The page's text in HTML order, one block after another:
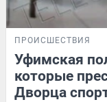
ПРОИСШЕСТВИЯ
Уфимская
которые
Дворца